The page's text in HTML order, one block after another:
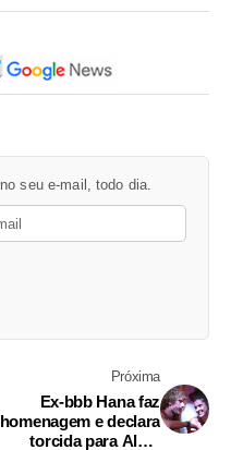
seu e-mail, todo dia.
Próxima
Ex-bbb Hana faz
homenagem e declara
torcida para Alan: